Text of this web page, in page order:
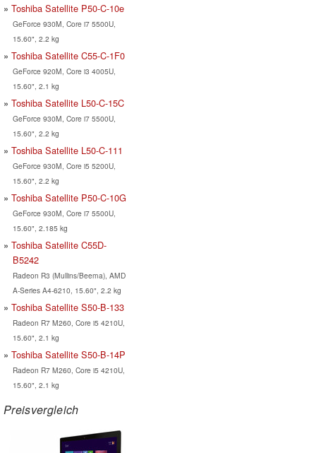
Toshiba Satellite P50-C-10e
GeForce 930M, Core i7 5500U,
15.60", 2.2 kg
Toshiba Satellite C55-C-1F0
GeForce 920M, Core i3 4005U,
15.60", 2.1 kg
Toshiba Satellite L50-C-15C
GeForce 930M, Core i7 5500U,
15.60", 2.2 kg
Toshiba Satellite L50-C-111
GeForce 930M, Core i5 5200U,
15.60", 2.2 kg
Toshiba Satellite P50-C-10G
GeForce 930M, Core i7 5500U,
15.60", 2.185 kg
Toshiba Satellite C55D-
B5242
Radeon R3 (Mullins/Beema), AMD
A-Series A4-6210, 15.60", 2.2 kg
Toshiba Satellite S50-B-133
Radeon R7 M260, Core i5 4210U,
15.60", 2.1 kg
Toshiba Satellite S50-B-14P
Radeon R7 M260, Core i5 4210U,
15.60", 2.1 kg
Preisvergleich